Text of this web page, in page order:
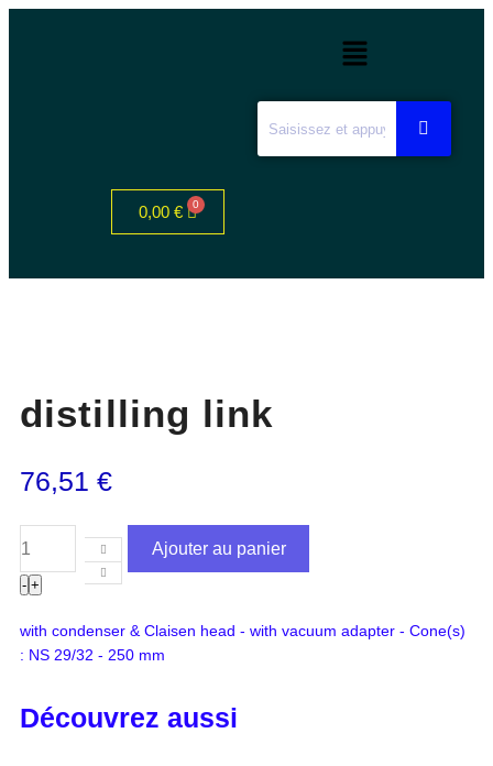
0,00 €
distilling link
76,51 €
- +
Ajouter au panier
with condenser & Claisen head - with vacuum adapter - Cone(s)
: NS 29/32 - 250 mm
Découvrez aussi